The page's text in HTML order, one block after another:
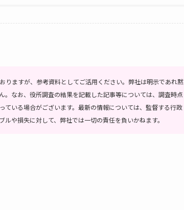
りますが、参考資料としてご活用ください。弊社は明示であれ黙
なお、役所調査の結果を記載した記事等については、調査時点
いる場合がございます。最新の情報については、監督する行政
や損失に対して、弊社では一切の責任を負いかねます。